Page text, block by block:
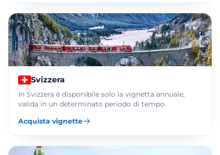
Svizzera
In Svizzera è disponibile solo la vignetta annuale,
valida in un determinato periodo di tempo.
Acquista vignette